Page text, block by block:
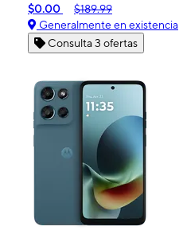
$0.00
$189.99
Generalmente en existencia
Consulta 3 ofertas